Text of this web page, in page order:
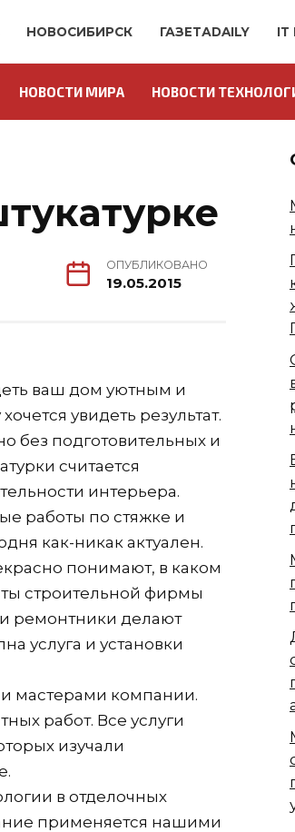
НОВОСИБИРСК ГАЗЕТАDAILY IT
НОВОСТИ МИРА НОВОСТИ
ОПУБЛИКОВАНО
19.05.2015
ваш дом уютным и
увидеть результат.
без подготовительных и
считается
интерьера.
работы по стяжке и
как-никак актуален.
понимают, в каком
строительной фирмы
ремонтники делают
услуга и установки
мастерами компании.
работ. Все услуги
изучали
в отделочных
применяется нашими